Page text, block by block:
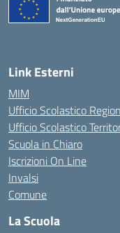
Link Esterni
MIM
Ufficio Scolastico
Ufficio Scolastico
Scuola in Chiaro
Iscrizioni On Line
Invalsi
Comune
La Scuola